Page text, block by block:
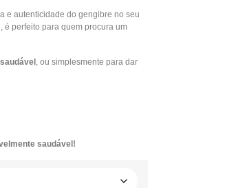
e autenticidade do gengibre no seu
é perfeito para quem procura um
, ou simplesmente para dar
saudável!